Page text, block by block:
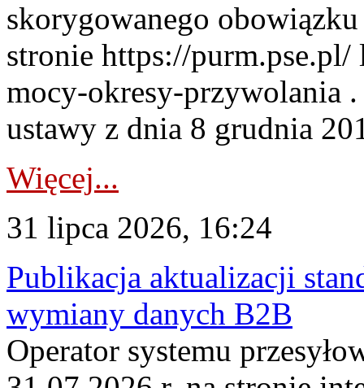
skorygowanego
stronie https://
mocy-okresy-przywolania
ustawy z dnia 8 grudnia
Więcej...
31 lipca 2026, 16:24
Publikacja aktualizacji
wymiany danych B2B
Operator systemu